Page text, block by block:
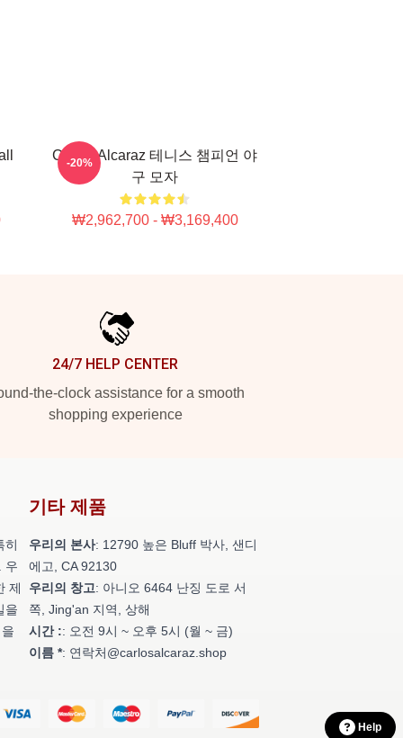
Carlos Alcaraz 테니스 챔피언 야
구 모자
₩2,962,700 - ₩3,169,400
-20%
24/7 HELP CENTER
the-clock assistance for a smooth
shopping experience
히
우
제
을
기타 제품
우리의 본사: 12790 높은 Bluff 박사, 샌디
에고, CA 92130
우리의 창고: 아니오 6464 난징 도로 서
쪽, Jing'an 지역, 상해
시간 :: 오전 9시 ~ 오후 5시 (월 ~ 금)
이름 *: 연락처@carlosalcaraz.shop
Help